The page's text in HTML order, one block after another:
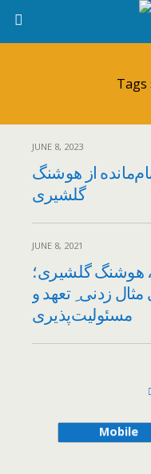
JUNE 8, 2023
از هوشنگ
گلشیری
JUNE 8, 2021
هوشنگ گلشیری؛
مثال زدنی ِ تعهد و
مسئولیت‌پذیری
Mobile